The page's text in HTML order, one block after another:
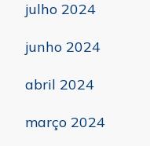
julho 2024
junho 2024
abril 2024
março 2024